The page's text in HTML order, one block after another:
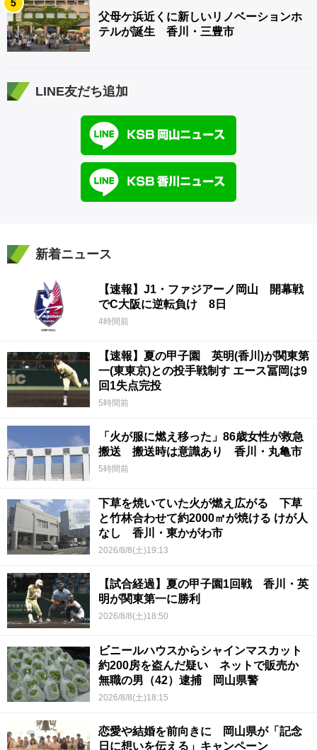
5
父母ケ浜近くに新しいリノベーションホ
テルが誕生 香川・三豊市
LINE友だち追加
新着ニュース
【速報】J1・ファジアーノ岡山 開幕戦
でC大阪に逆転負け 8日
4時間前
【速報】夏の甲子園 英明(香川)が関東第
一(東東京)との投手戦制す エース冨岡は9
回1失点完投
5時間前
「火が服に燃え移った」86歳女性が救急
搬送 搬送時は意識あり 香川・丸亀市
5時間前
下草を焼いていた火が燃え広がる 下草
と竹林合わせて約2000㎡が焼ける けが人
なし 香川・東かがわ市
2026/8/8(土)19:13
【試合経過】夏の甲子園1回戦 香川・英
明が関東第一に勝利
2026/8/8(土)18:50
ビニールハウスからシャインマスカット
約200房を盗んだ疑い ネットで販売か
無職の男（42）逮捕 岡山県警
2026/8/8(土)18:15
恋愛や結婚を前向きに 岡山県が「記念
日に想いを伝える」キャンペーン